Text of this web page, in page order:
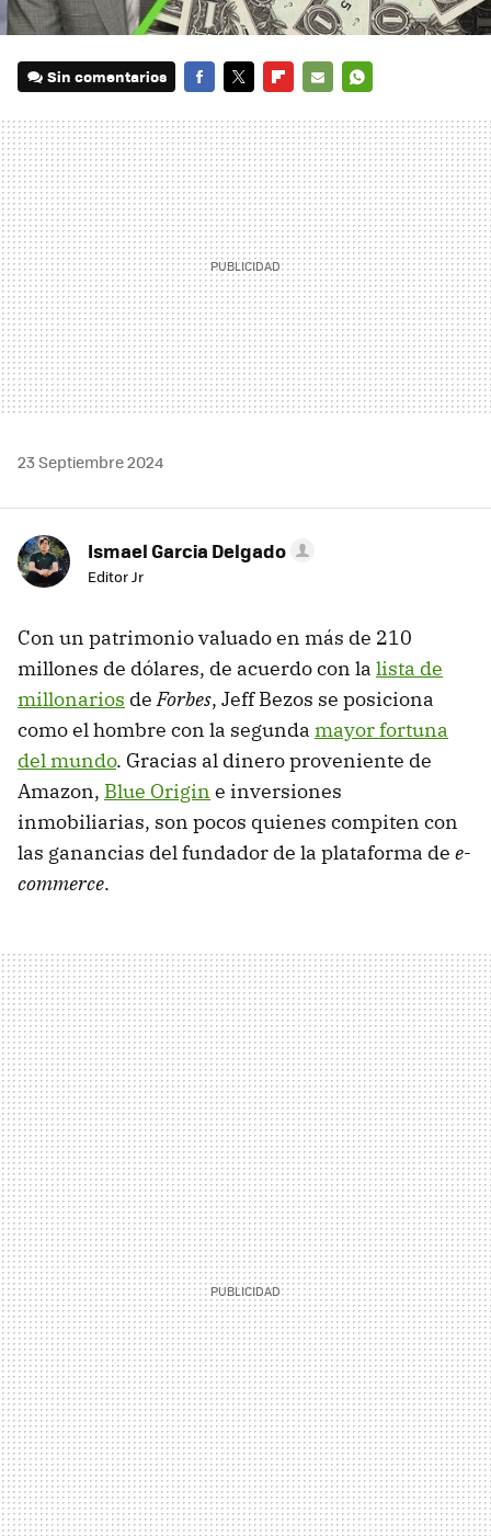
Sin comentarios
MAIL
23 Septiembre 2024
Ismael Garcia Delgado
Editor Jr
Con un patrimonio valuado en más de 210
millones de dólares, de acuerdo con la lista de
millonarios deForbes, Jeff Bezos se posiciona
como el hombre con la segunda mayor fortuna
del mundo. Gracias al dinero proveniente de
Amazon, Blue Origin e inversiones
inmobiliarias, son pocos quienes compiten con
las ganancias del fundador de la plataforma de e-
commerce.